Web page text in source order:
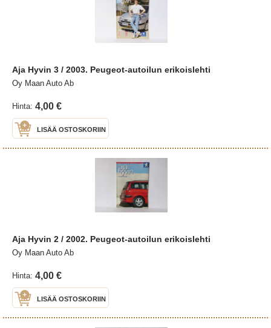
Aja Hyvin 3 / 2003. Peugeot-autoilun erikoislehti
Oy Maan Auto Ab
Hinta: 4,00 €
LISÄÄ OSTOSKORIIN
Aja Hyvin 2 / 2002. Peugeot-autoilun erikoislehti
Oy Maan Auto Ab
Hinta: 4,00 €
LISÄÄ OSTOSKORIIN